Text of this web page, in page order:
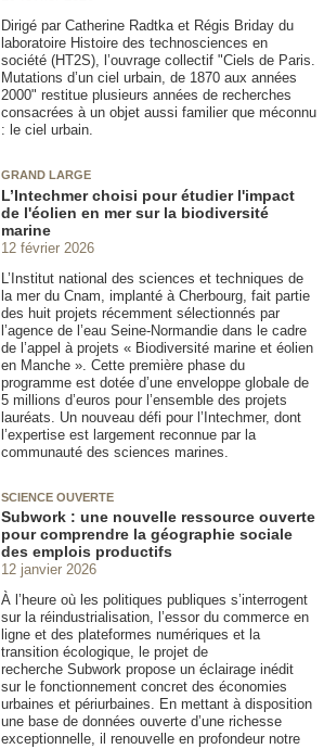
Dirigé par Catherine Radtka et Régis Briday du
laboratoire Histoire des technosciences en
société (HT2S), l’ouvrage collectif "Ciels de Paris.
Mutations d’un ciel urbain, de 1870 aux années
2000" restitue plusieurs années de recherches
consacrées à un objet aussi familier que méconnu
: le ciel urbain.
GRAND LARGE
L’Intechmer choisi pour étudier l'impact
de l'éolien en mer sur la biodiversité
marine
12 février 2026
L’Institut national des sciences et techniques de
la mer du Cnam, implanté à Cherbourg, fait partie
des huit projets récemment sélectionnés par
l’agence de l’eau Seine-Normandie dans le cadre
de l’appel à projets « Biodiversité marine et éolien
en Manche ». Cette première phase du
programme est dotée d’une enveloppe globale de
5 millions d’euros pour l’ensemble des projets
lauréats. Un nouveau défi pour l’Intechmer, dont
l’expertise est largement reconnue par la
communauté des sciences marines.
SCIENCE OUVERTE
Subwork : une nouvelle ressource ouverte
pour comprendre la géographie sociale
des emplois productifs
12 janvier 2026
À l’heure où les politiques publiques s’interrogent
sur la réindustrialisation, l’essor du commerce en
ligne et des plateformes numériques et la
transition écologique, le projet de
recherche Subwork propose un éclairage inédit
sur le fonctionnement concret des économies
urbaines et périurbaines. En mettant à disposition
une base de données ouverte d’une richesse
exceptionnelle, il renouvelle en profondeur notre